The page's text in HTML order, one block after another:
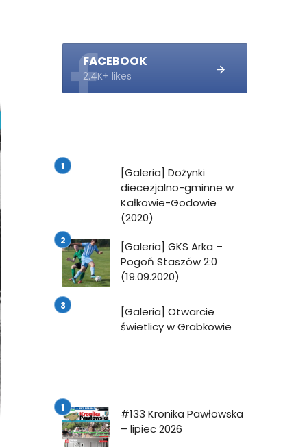
FACEBOOK
2.4K+ likes
[Galeria] Dożynki
diecezjalno-gminne w
Kałkowie-Godowie
(2020)
[Galeria] GKS Arka –
Pogoń Staszów 2:0
(19.09.2020)
[Galeria] Otwarcie
świetlicy w Grabkowie
#133 Kronika Pawłowska
– lipiec 2026